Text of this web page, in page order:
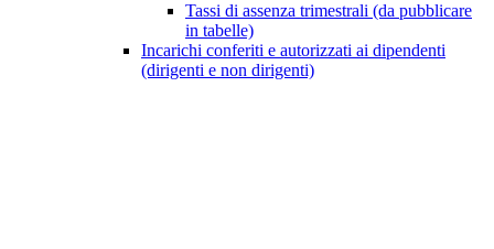
Tassi di assenza trimestrali (da pubblicare
in tabelle)
Incarichi conferiti e autorizzati ai dipendenti
(dirigenti e non dirigenti)